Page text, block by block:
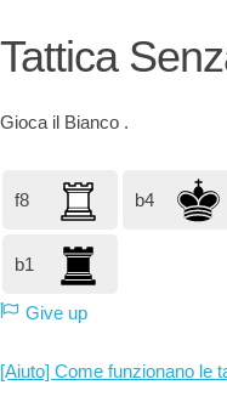
Tattica
Gioca il Bianco .
f8 b4
b1
Give up
[Aiuto] Come funzionano le